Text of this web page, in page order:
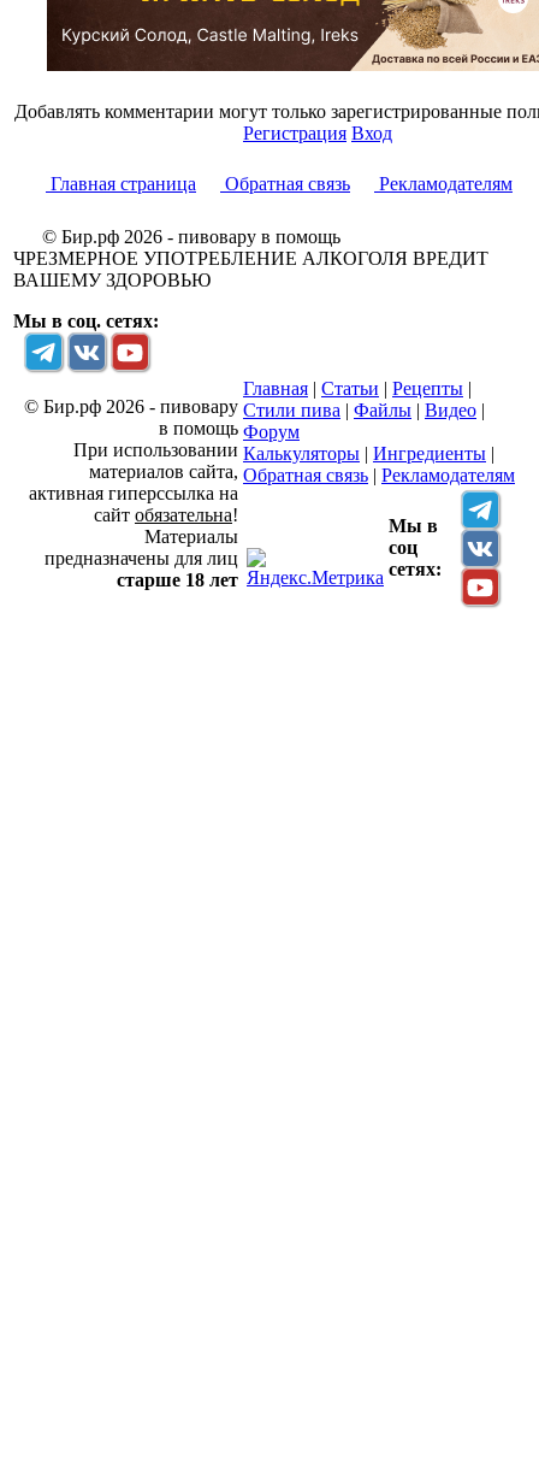
Добавлять комментарии могут только зарегистрированные
Регистрация Вход
Главная страница Обратная связь Рекламодателям
© Бир.рф 2026 - пивовару в помощь
ЧРЕЗМЕРНОЕ УПОТРЕБЛЕНИЕ АЛКОГОЛЯ ВРЕДИТ
ВАШЕМУ ЗДОРОВЬЮ
Мы в соц. сетях:
© Бир.рф 2026 - пивовару
в помощь
При использовании
материалов сайта,
активная гиперссылка на
сайт обязательна!
Материалы
предназначены для лиц
старше 18 лет
Главная | Статьи | Рецепты |
Стили пива | Файлы | Видео |
Форум
Калькуляторы | Ингредиенты |
Обратная связь | Рекламодателям
Мы в
соц
сетях: